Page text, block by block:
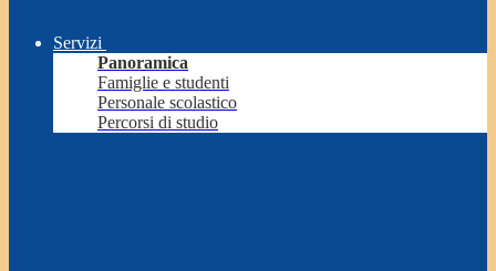
Servizi
Panoramica
Famiglie e studenti
Personale scolastico
Percorsi di studio